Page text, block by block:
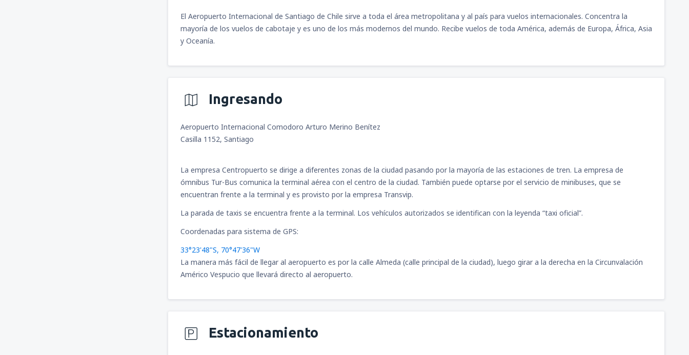
El Aeropuerto Internacional de Santiago de Chile sirve a toda el área metropolitana y al país para vuelos internacionales. Concentra la
mayoría de los vuelos de cabotaje y es uno de los más modernos del mundo. Recibe vuelos de toda América, además de Europa, África, Asia
y Oceanía.
Ingresando
Aeropuerto Internacional Comodoro Arturo Merino Benítez
Casilla 1152, Santiago
La empresa Centropuerto se dirige a diferentes zonas de la ciudad pasando por la mayoría de las estaciones de tren. La empresa de
ómnibus Tur-Bus comunica la terminal aérea con el centro de la ciudad. También puede optarse por el servicio de minibuses, que se
encuentran frente a la terminal y es provisto por la empresa Transvip.
La parada de taxis se encuentra frente a la terminal. Los vehículos autorizados se identifican con la leyenda “taxi oficial”.
Coordenadas para sistema de GPS:
33°23'48"S, 70°47'36"W
La manera más fácil de llegar al aeropuerto es por la calle Almeda (calle principal de la ciudad), luego girar a la derecha en la Circunvalación
Américo Vespucio que llevará directo al aeropuerto.
Estacionamiento